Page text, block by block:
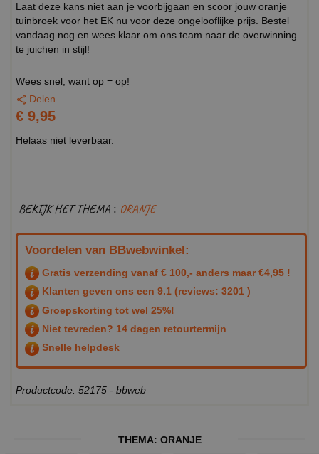
Laat deze kans niet aan je voorbijgaan en scoor jouw oranje
tuinbroek voor het EK nu voor deze ongelooflijke prijs. Bestel
vandaag nog en wees klaar om ons team naar de overwinning
te juichen in stijl!
Wees snel, want op = op!
Delen
€ 9,95
Helaas niet leverbaar.
BEKIJK HET THEMA : ORANJE
Voordelen van BBwebwinkel:
Gratis verzending vanaf € 100,- anders maar €4,95 !
Klanten geven ons een 9.1 (reviews: 3201 )
Groepskorting tot wel 25%!
Niet tevreden? 14 dagen retourtermijn
Snelle helpdesk
Productcode: 52175 - bbweb
THEMA: ORANJE